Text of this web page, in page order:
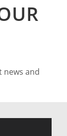
news and